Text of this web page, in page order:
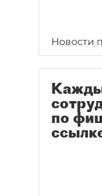
Новости
по